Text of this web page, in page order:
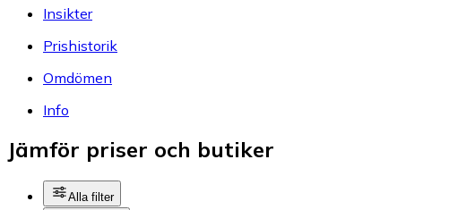
Insikter
Prishistorik
Omdömen
Info
Jämför priser och butiker
Alla filter